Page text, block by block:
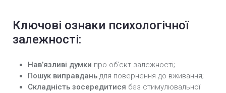
Ключові ознаки психологічної
залежності:
Нав’язливі думки про об’єкт залежності;
Пошук виправдань для повернення до вживання;
Складність зосередитися без стимулювальної